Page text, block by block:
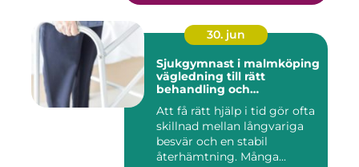
30. jun
Sjukgymnast i malmköping
vägledning till rätt
behandling och
Att få rätt hjälp i tid gör ofta
skillnad mellan långvariga
besvär och en stabil
återhämtning. Många...